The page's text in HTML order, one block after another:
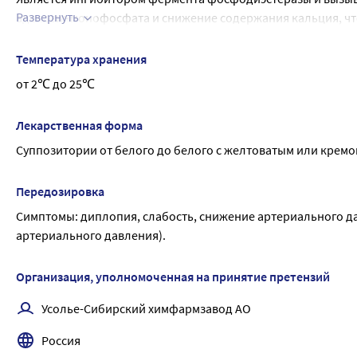
аденозинмонофосфата и снижение содержания кальция,
седативный эффект.
Снижает тонус гладких мышц внутренних органов
сосудов и оказывает в связи с этим сосудорасширяющее и
Развернуть
Температура хранения
от 2℃ до 25℃
Лекарственная форма
Суппозитории от белого до белого с желтоватым или
Передозировка
Симптомы: диплопия, слабость, снижение артериального
артериального давления).
Организация, уполномоченная на принятие претензий
Усолье-Сибирский химфармзавод АО
Россия